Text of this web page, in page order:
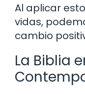
Al aplicar
vidas,
cambio
La Biblia